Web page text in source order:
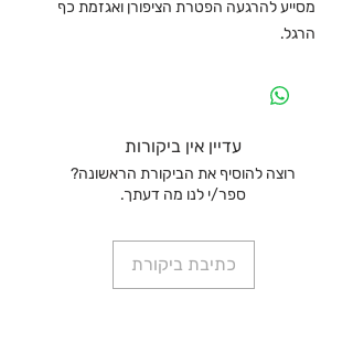
מסייע להרגעה הפטרת הציפורן ואגזמת כף
הרגל.
עדיין אין ביקורות
רוצה להוסיף את הביקורת הראשונה?
ספר/י לנו מה דעתך.
כתיבת ביקורת